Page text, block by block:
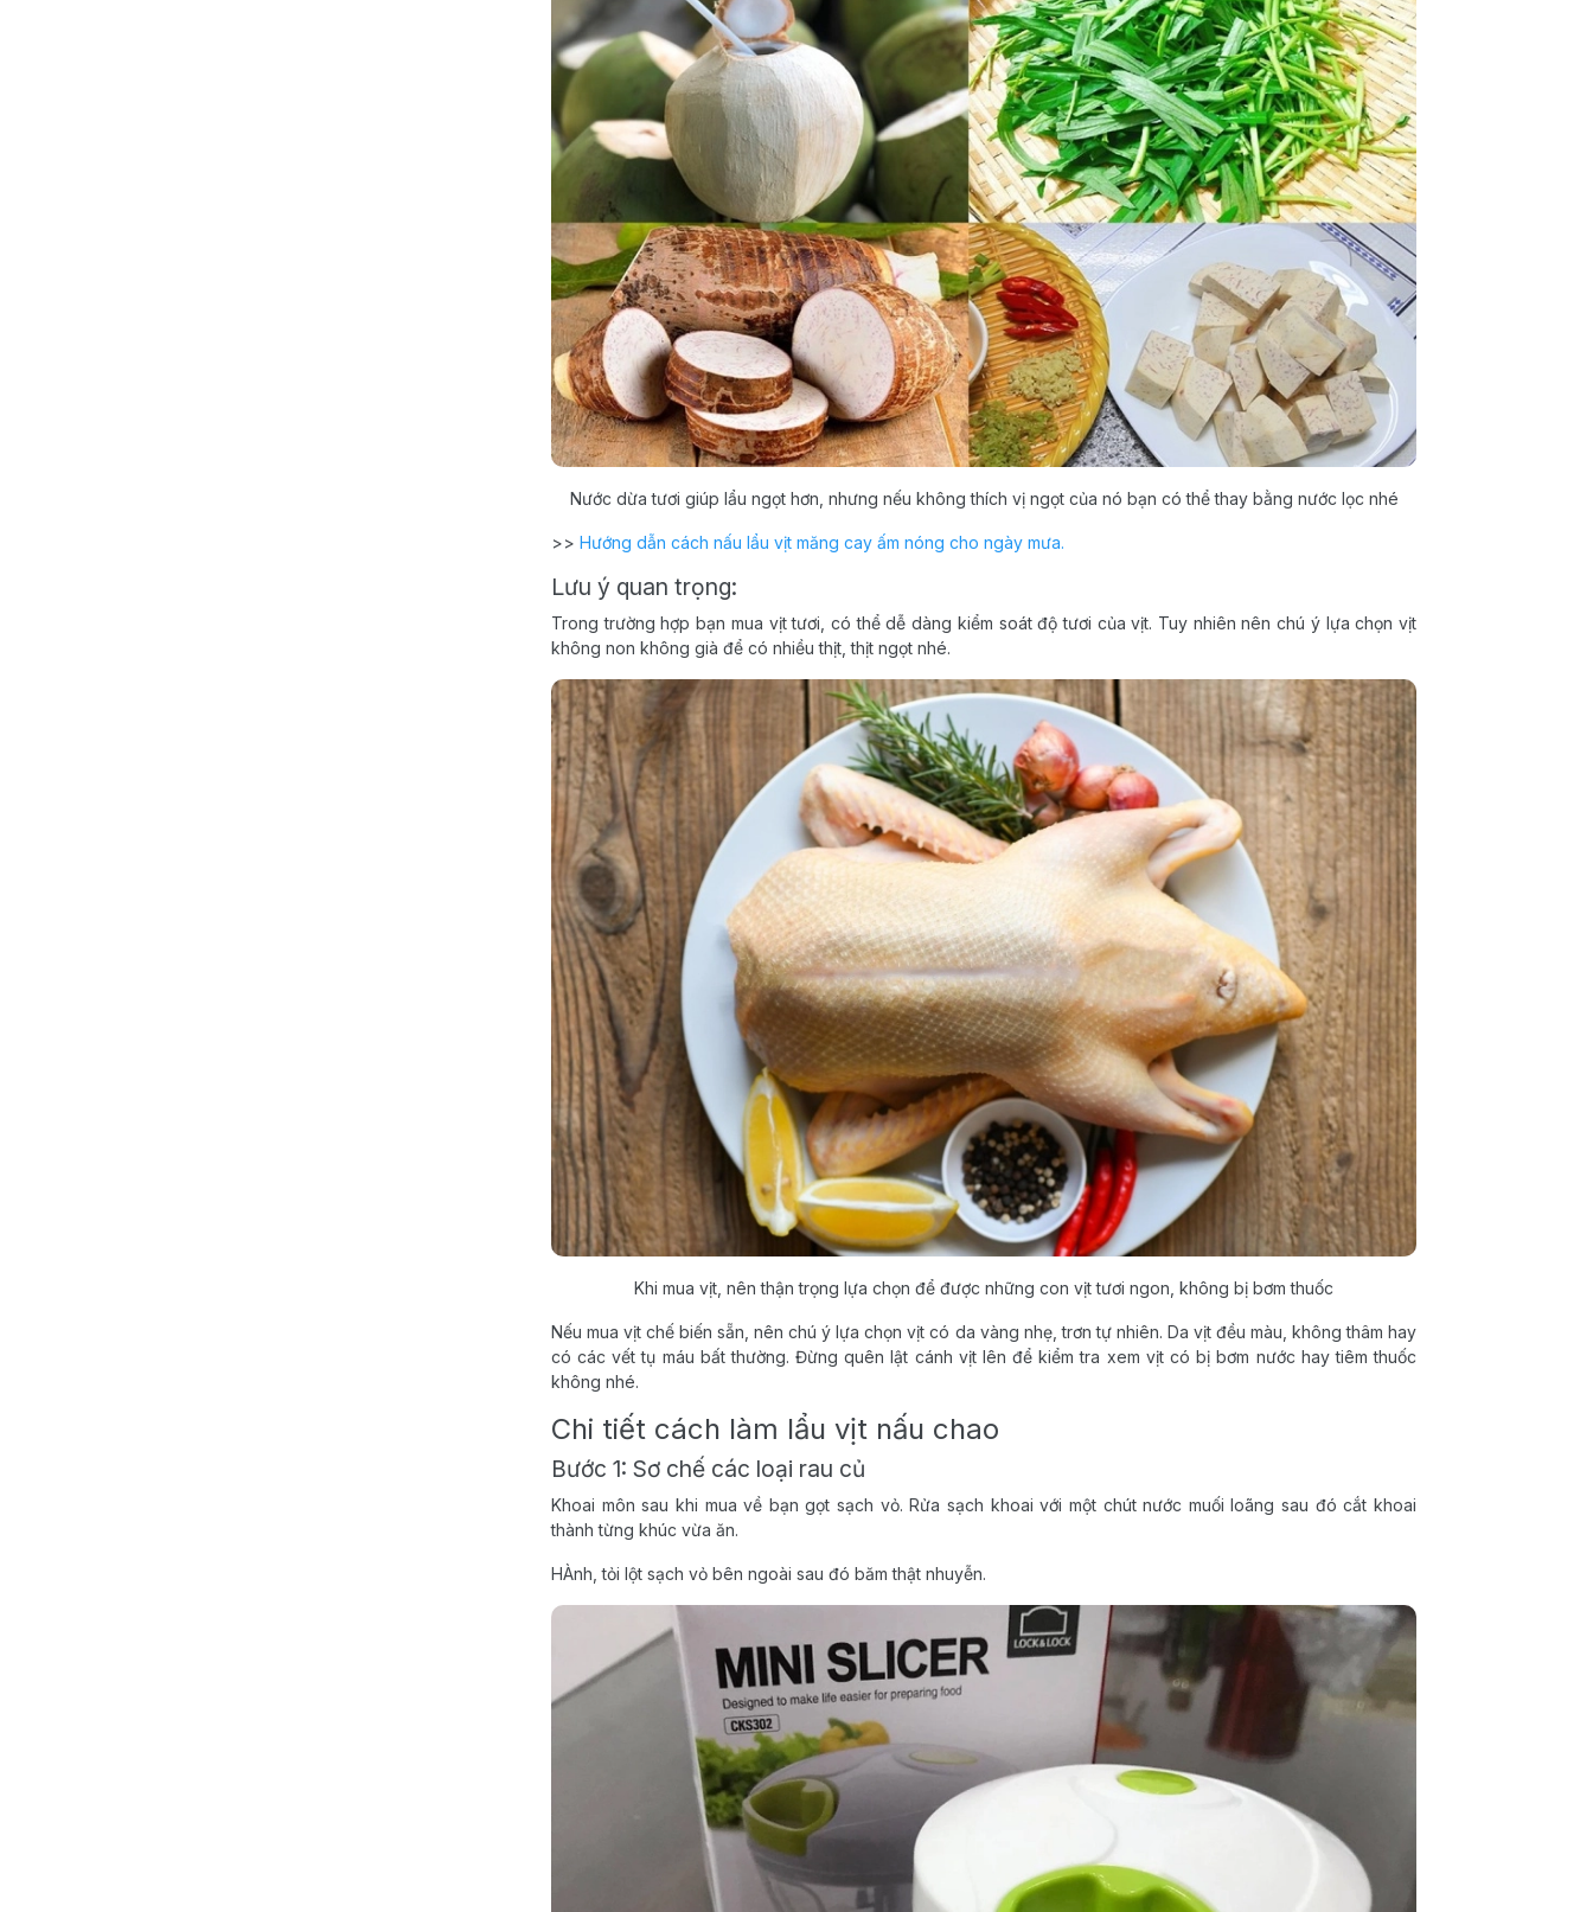
Nước dừa tươi giúp lẩu ngọt hơn, nhưng nếu không thích vị ngọt của nó bạn có thể thay bằng nước lọc nhé
>> Hướng dẫn cách nấu lẩu vịt măng cay ấm nóng cho ngày mưa.
Lưu ý quan trọng:
Trong trường hợp bạn mua vịt tươi, có thể dễ dàng kiểm soát độ tươi của vịt. Tuy nhiên nên chú ý lựa chọn vịt
không non không già để có nhiều thịt, thịt ngọt nhé.
Khi mua vịt, nên thận trọng lựa chọn để được những con vịt tươi ngon, không bị bơm thuốc
Nếu mua vịt chế biến sẵn, nên chú ý lựa chọn vịt có da vàng nhẹ, trơn tự nhiên. Da vịt đều màu, không thâm hay
có các vết tụ máu bất thường. Đừng quên lật cánh vịt lên để kiểm tra xem vịt có bị bơm nước hay tiêm thuốc
không nhé.
Chi tiết cách làm lẩu vịt nấu chao
Bước 1: Sơ chế các loại rau củ
Khoai môn sau khi mua về bạn gọt sạch vỏ. Rửa sạch khoai với một chút nước muối loãng sau đó cắt khoai
thành từng khúc vừa ăn.
HÀnh, tỏi lột sạch vỏ bên ngoài sau đó băm thật nhuyễn.